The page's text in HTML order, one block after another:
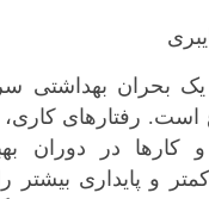
بحران بهداشتی
است. رفتارهای
در دوران
و پایداری